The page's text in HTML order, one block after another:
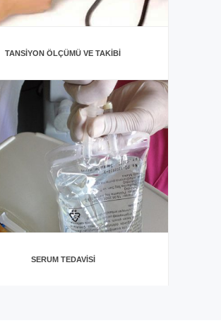
TANSIYON ÖLÇÜMÜ VE TAKIBI
SERUM TEDAVISI